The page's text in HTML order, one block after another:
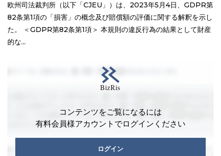
欧州司法裁判所（以下「CJEU」）は、2023年5月4日、GDPR第
82条第1項の「損害」の概念及び賠償額の評価に関する解釈を示し
た。 ＜GDPR第82条第1項＞ 本規則の違反行為の結果として財産
的な...
コンテンツをご覧になるには
有料会員様アカウントでログインください
ログイン